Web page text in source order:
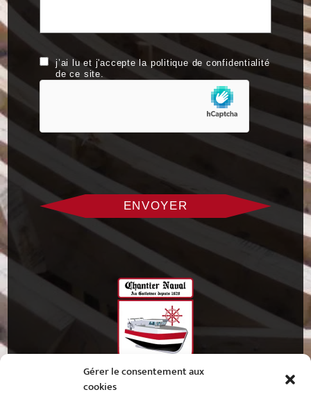
Gérer le consentement aux
cookies
RGPD
j’ai lu et j'accepte la politique de confidentialité
de ce site.